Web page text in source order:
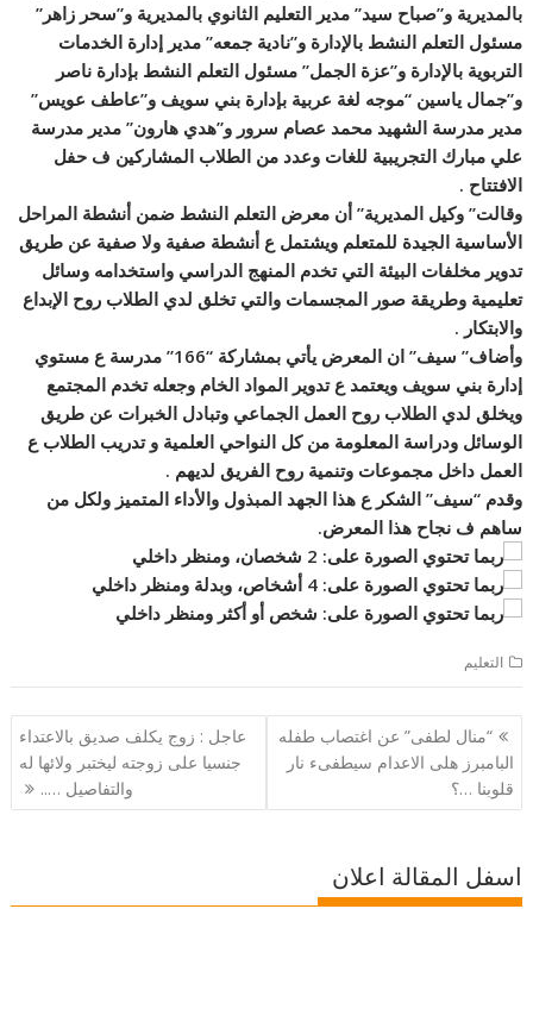
بالمديرية و”صباح سيد” مدير التعليم الثانوي بالمديرية و”سحر زاهر”
مسئول التعلم النشط بالإدارة و”نادية جمعه” مدير إدارة الخدمات
التربوية بالإدارة و”عزة الجمل” مسئول التعلم النشط بإدارة ناصر
و”جمال ياسين “موجه لغة عربية بإدارة بني سويف و”عاطف عويس”
مدير مدرسة الشهيد محمد عصام سرور و”هدي هارون” مدير مدرسة
علي مبارك التجريبية للغات وعدد من الطلاب المشاركين ف حفل
الافتتاح .
وقالت” وكيل المديرية” أن معرض التعلم النشط ضمن أنشطة المراحل
الأساسية الجيدة للمتعلم ويشتمل ع أنشطة صفية ولا صفية عن طريق
تدوير مخلفات البيئة التي تخدم المنهج الدراسي واستخدامه وسائل
تعليمية وطريقة صور المجسمات والتي تخلق لدي الطلاب روح الإبداع
والابتكار .
وأضاف” سيف” ان المعرض يأتي بمشاركة “166” مدرسة ع مستوي
إدارة بني سويف ويعتمد ع تدوير المواد الخام وجعله تخدم المجتمع
ويخلق لدي الطلاب روح العمل الجماعي وتبادل الخبرات عن طريق
الوسائل ودراسة المعلومة من كل النواحي العلمية و تدريب الطلاب ع
العمل داخل مجموعات وتنمية روح الفريق لديهم .
وقدم “سيف” الشكر ع هذا الجهد المبذول والأداء المتميز ولكل من
ساهم ف نجاح هذا المعرض.
التعليم
تصفّح
المقالات
“منال لطفى” عن اغتصاب طفله
البامبرز هلى الاعدام سيطفىء نار
قلوبنا …؟
عاجل : زوج يكلف صديق بالاعتداء
جنسيا على زوجته ليختبر ولائها له
والتفاصيل …..
اسفل المقالة اعلان